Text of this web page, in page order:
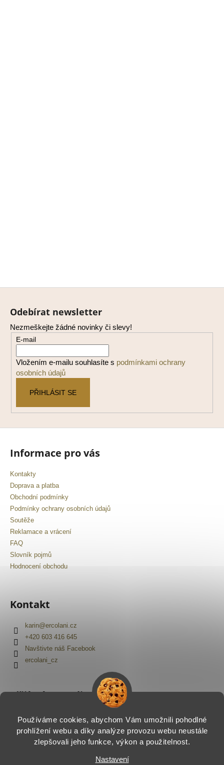
Používáme cookies, abychom Vám umožnili pohodlné
prohlížení webu a díky analýze provozu webu neustále
zlepšovali jeho funkce, výkon a použitelnost.
Nastavení
Z
Odebírat newsletter
Nezmeškejte žádné novinky či slevy!
E-mail
Vložením e-mailu souhlasíte s podmínkami ochrany
osobních údajů
PŘIHLÁSIT SE
Informace pro vás
Kontakty
Doprava a platba
Obchodní podmínky
Podmínky ochrany osobních údajů
Soutěže
Reklamace a vrácení
FAQ
Slovník pojmů
Hodnocení obchodu
Kontakt
karin@ercolani.cz
+420 603 416 645
Navštivte náš Facebook
ercolani_cz
Přijímáme online platby
Vytvořil Shoptet